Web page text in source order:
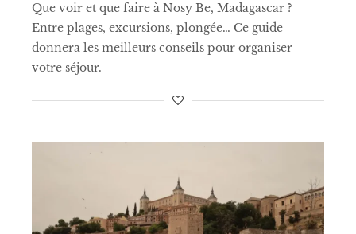
Que voir et que faire à Nosy Be, Madagascar ?
Entre plages, excursions, plongée… Ce guide
donnera les meilleurs conseils pour organiser
votre séjour.